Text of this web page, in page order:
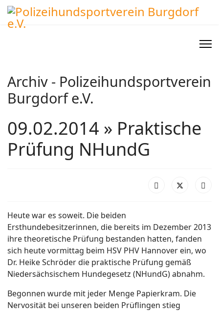
Archiv - Polizeihundsportverein
Burgdorf e.V.
09.02.2014 » Praktische
Prüfung NHundG
Heute war es soweit. Die beiden
Ersthundebesitzerinnen, die bereits im Dezember 2013
ihre theoretische Prüfung bestanden hatten, fanden
sich heute vormittag beim HSV PHV Hannover ein, wo
Dr. Heike Schröder die praktische Prüfung gemäß
Niedersächsischem Hundegesetz (NHundG) abnahm.
Begonnen wurde mit jeder Menge Papierkram. Die
Nervosität bei unseren beiden Prüflingen stieg